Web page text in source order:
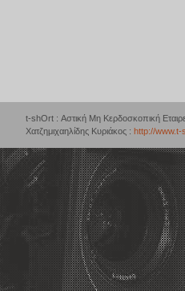
t-shOrt : Αστική Μη Κερδοσκοπική
Χατζημιχαηλίδης Κυριάκος : http://